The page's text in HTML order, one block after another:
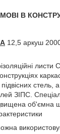
В
12,5 аркуш
стель,
ЗІПС.
об'ємна